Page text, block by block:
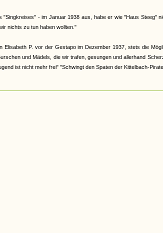
- im Januar 1938 aus, habe er wie "Haus Steeg"
nichts zu tun haben wollten."
Elisabeth P. vor der Gestapo im Dezember 1937, stets die
und Mädels, die wir trafen, gesungen und allerhand
ist nicht mehr frei" "Schwingt den Spaten der Kittelbach-